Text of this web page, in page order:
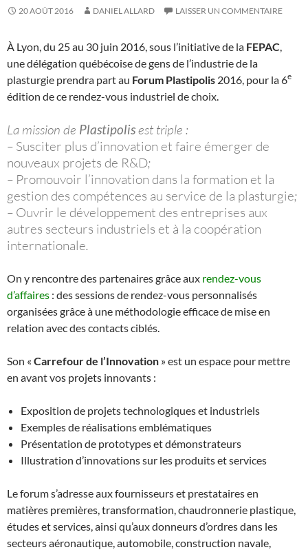
20 AOÛT 2016 DANIEL ALLARD LAISSER UN COMMENTAIRE
À Lyon, du 25 au 30 juin 2016, sous l’initiative de la FEPAC
une délégation québécoise de gens de l’industrie de la
plasturgie prendra part au Forum Plastipolis 2016, pour la 6e
édition de ce rendez-vous industriel de choix.
La mission de Plastipolisest triple :
– Susciter plus d’innovation et faire émerger de
nouveaux projets de R&D;
– Promouvoir l’innovation dans la formation et la
gestion des compétences au service de la plasturgie;
– Ouvrir le développement des entreprises aux
autres secteurs industriels et à la coopération
internationale.
On y rencontre des partenaires grâce aux rendez-vous
d’affaires : des sessions de rendez-vous personnalisés
organisées grâce à une méthodologie efficace de mise en
relation avec des contacts ciblés.
Son « Carrefour de l’Innovation » est un espace pour mettre
en avant vos projets innovants :
Exposition de projets technologiques et industriels
Exemples de réalisations emblématiques
Présentation de prototypes et démonstrateurs
Illustration d’innovations sur les produits et services
Le forum s’adresse aux fournisseurs et prestataires en
matières premières, transformation, chaudronnerie plastique,
études et services, ainsi qu’aux donneurs d’ordres dans les
secteurs aéronautique, automobile, construction navale,